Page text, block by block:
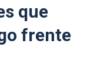
que
frente